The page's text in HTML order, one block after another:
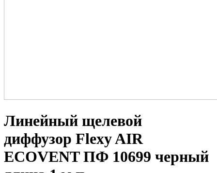
Линейный щелевой
диффузор Flexy AIR
ECOVENT ПФ 10699 черный